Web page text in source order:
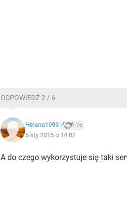
ODPOWIEDŹ 2 / 6
Helena1099 75
5 sty 2015 o 14:02
A do czego wykorzystuje się taki